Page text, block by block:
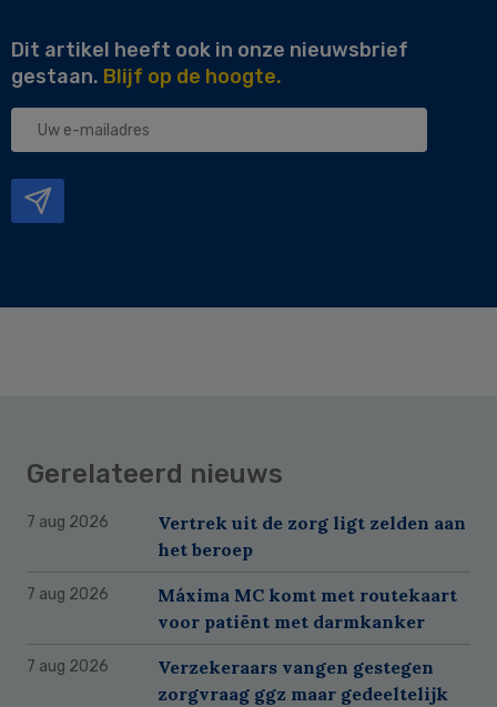
Dit artikel heeft ook in onze nieuwsbrief
gestaan. Blijf op de hoogte.
Uw
Gerelateerd nieuws
7 aug 2026
Vertrek uit de zorg ligt zelden aan
het beroep
7 aug 2026
Máxima MC komt met routekaart
voor patiënt met darmkanker
7 aug 2026
Verzekeraars vangen gestegen
zorgvraag ggz maar gedeeltelijk